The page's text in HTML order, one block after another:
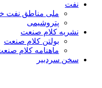
نفت
ملی مناطق نفت
پتروشیمی
نشریه کلام صنعت
بولتن کلام صنعت
ماهنامه کلام
سخن سردبیر